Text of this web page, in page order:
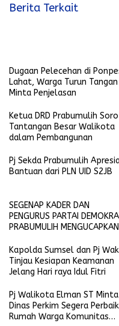
Berita Terkait
Dugaan Pelecehan di
Lahat, Warga Turun Tangan
Minta Penjelasan
Ketua DRD Prabumulih
Tantangan Besar Walikota
dalam Pembangunan
Pj Sekda Prabumulih
Bantuan dari PLN UID S2JB
SEGENAP KADER DAN
PENGURUS PARTAI
PRABUMULIH MENGUCAPKAN
1445 H-2024 M
Kapolda Sumsel dan Pj
Tinjau Kesiapan Keamanan
Jelang Hari raya Idul Fitri
Pj Walikota Elman ST Minta
Dinas Perkim Segera
Rumah Warga Komunitas